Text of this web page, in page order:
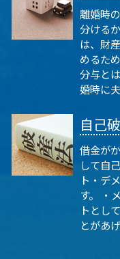
離婚時
分ける
は、財
めるた
分与と
婚時に
自己
借金が
して自
ト・デ
す。 ・
トとし
とがあ